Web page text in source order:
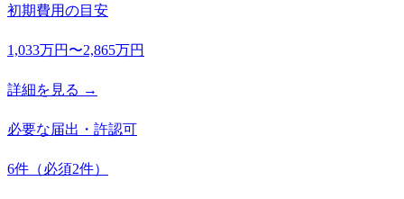
初期費用の目安
1,033万円〜2,865万円
詳細を見る →
必要な届出・許認可
6件 （必須2件）